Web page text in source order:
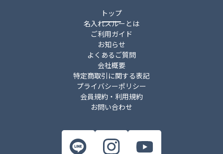
トップ
名入れスルーとは
ご利用ガイド
お知らせ
よくあるご質問
会社概要
特定商取引に関する表記
プライバシーポリシー
会員規約・利用規約
お問い合わせ